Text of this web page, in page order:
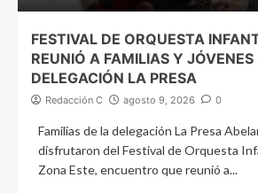
FESTIVAL DE ORQUESTA
REUNIÓ A FAMILIAS Y JÓVENES
DELEGACIÓN LA PRESA
Redacción C agosto 9, 2026 0
Familias de la delegación La Presa
disfrutaron del Festival de Orquesta
Zona Este, encuentro que reunió a...